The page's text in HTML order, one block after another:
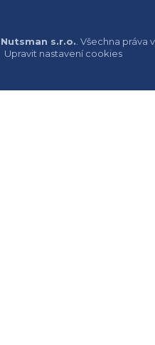
Nutsman s.r.o. . Všechna práva
Upravit nastavení cookies